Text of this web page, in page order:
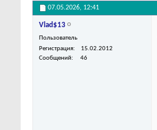
07.05.2026, 12:41
Vlad$13
Пользователь
Регистрация
15.02.2012
Сообщений
46